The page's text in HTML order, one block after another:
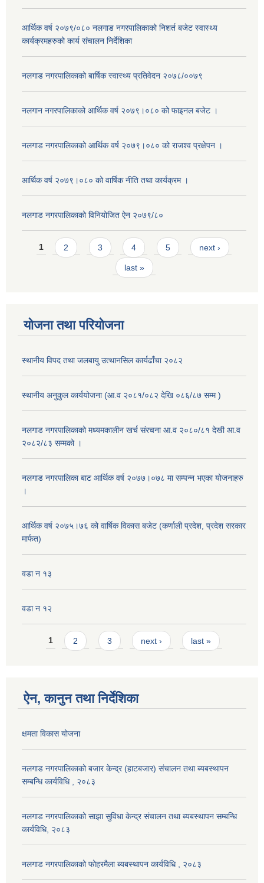
आर्थिक वर्ष २०७९/०८० नलगाड नगरपालिकाको निशर्त बजेट स्वास्थ्य
कार्यक्रमहरुको कार्य संचालन निर्देशिका
नलगाड नगरपालिकाको बार्षिक स्वास्थ्य प्रतिवेदन २०७८/००७९
नलगान नगरपालिकाको आर्थिक वर्ष २०७९।०८० को फाइनल बजेट ।
नलगाड नगरपालिकाको आर्थिक वर्ष २०७९।०८० को राजश्व प्रक्षेपन ।
आर्थिक वर्ष २०७९।०८० को वार्षिक नीति तथा कार्यक्रम ।
नलगाड नगरपालिकाको विनियोजित ऐन २०७९/८०
Pages
1 2 3 4 5 next ›
last »
योजना तथा परियोजना
स्थानीय विपद तथा जलबायु उत्थानसिल कार्यढाँचा २०८२
स्थानीय अनुकुल कार्ययोजना (आ.व २०८१/०८२ देखि ०८६/८७ सम्म )
नलगाड नगरपालिकाको मध्यमकालीन खर्च संरचना आ.व २०८०/८१ देखी आ.व
२०८२/८३ सम्मको ।
नलगाड नगरपालिका बाट आर्थिक वर्ष २०७७।०७८ मा सम्पन्न भएका योजनाहरु
।
आर्थिक वर्ष २०७५।७६ को वार्षिक विकास बजेट (कर्णाली प्रदेश, प्रदेश सरकार
मार्फत)
वडा न १३
वडा न १२
Pages
1 2 3 next › last »
ऐन, कानुन तथा निर्देशिका
क्षमता विकास योजना
नलगाड नगरपालिकाको बजार केन्द्र (हाटबजार) संचालन तथा ब्यबस्थापन
सम्बन्धि कार्यविधि , २०८३
नलगाड नगरपालिकाको साझा सुविधा केन्द्र संचालन तथा ब्यबस्थापन सम्बन्धि
कार्यविधि, २०८३
नलगाड नगरपालिकाको फोहरमैला ब्यबस्थापन कार्यविधि , २०८३